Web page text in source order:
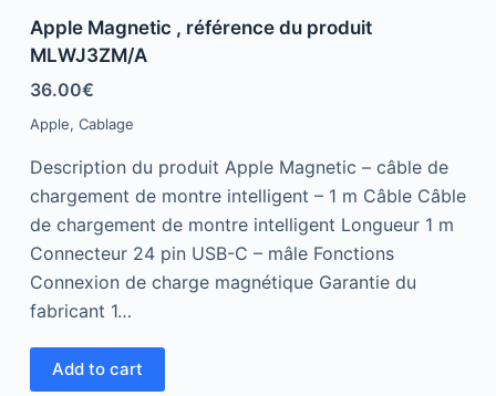
a
t
e
d
0
o
t
f
5
Apple Magnetic , référence du produit
MLWJ3ZM/A
36.00€
Apple, Cablage
Description du produit Apple Magnetic – câble de
chargement de montre intelligent – 1 m Câble Câble
de chargement de montre intelligent Longueur 1 m
Connecteur 24 pin USB-C – mâle Fonctions
Connexion de charge magnétique Garantie du
fabricant 1…
Add to cart